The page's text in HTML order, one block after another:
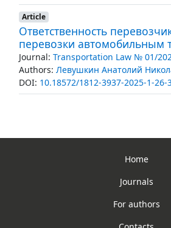
Article
Ответственность
перевозки автомобильным
Journal: Transportation Law № 01/
Authors: Левушкин Анатолий
DOI: 10.18572/1812-3937-2025-1-26-
Home
Journals
For authors